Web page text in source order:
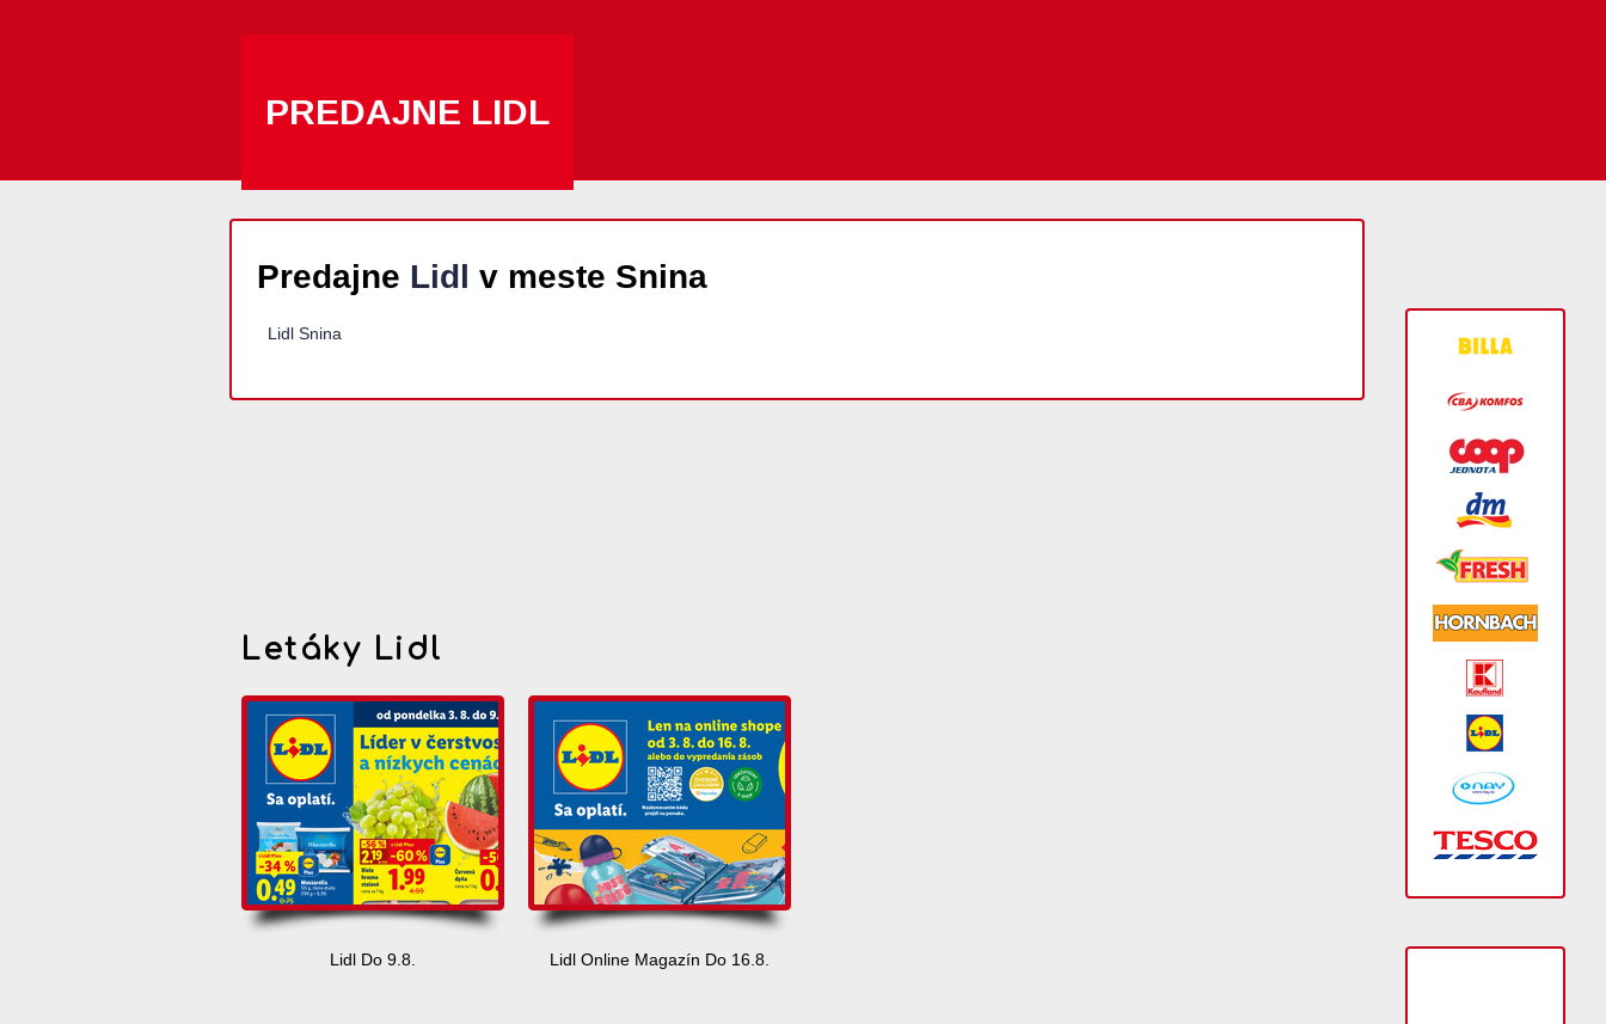
PREDAJNE LIDL
Predajne Lidl v meste Snina
Lidl Snina
Letáky Lidl
Lidl Do 9.8. Lidl Online Magazín Do 16.8.